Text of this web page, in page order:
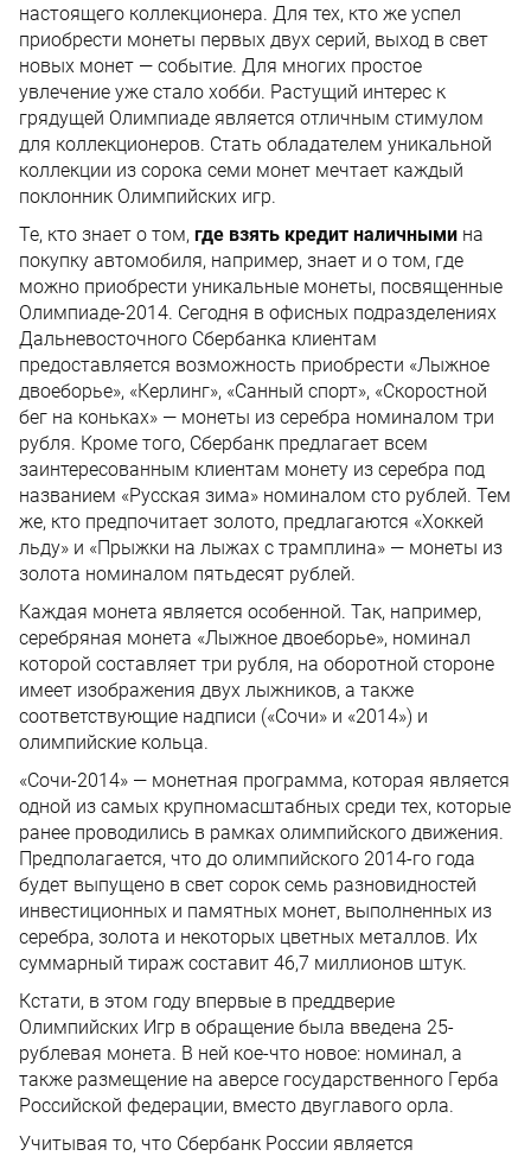
настоящего коллекционера. Для тех, кто же успел
приобрести монеты первых двух серий, выход в свет
новых монет — событие. Для многих простое
увлечение уже стало хобби. Растущий интерес к
грядущей Олимпиаде является отличным стимулом
для коллекционеров. Стать обладателем уникальной
коллекции из сорока семи монет мечтает каждый
поклонник Олимпийских игр.
Те, кто знает о том, где взять кредит наличными на
покупку автомобиля, например, знает и о том, где
можно приобрести уникальные монеты, посвященные
Олимпиаде-2014. Сегодня в офисных подразделениях
Дальневосточного Сбербанка клиентам
предоставляется возможность приобрести «Лыжное
двоеборье», «Керлинг», «Санный спорт», «Скоростной
бег на коньках» — монеты из серебра номиналом три
рубля. Кроме того, Сбербанк предлагает всем
заинтересованным клиентам монету из серебра под
названием «Русская зима» номиналом сто рублей. Тем
же, кто предпочитает золото, предлагаются «Хоккей
льду» и «Прыжки на лыжах с трамплина» — монеты из
золота номиналом пятьдесят рублей.
Каждая монета является особенной. Так, например,
серебряная монета «Лыжное двоеборье», номинал
которой составляет три рубля, на оборотной стороне
имеет изображения двух лыжников, а также
соответствующие надписи («Сочи» и «2014») и
олимпийские кольца.
«Сочи-2014» — монетная программа, которая является
одной из самых крупномасштабных среди тех, которые
ранее проводились в рамках олимпийского движения.
Предполагается, что до олимпийского 2014-го года
будет выпущено в свет сорок семь разновидностей
инвестиционных и памятных монет, выполненных из
серебра, золота и некоторых цветных металлов. Их
суммарный тираж составит 46,7 миллионов штук.
Кстати, в этом году впервые в преддверие
Олимпийских Игр в обращение была введена 25-
рублевая монета. В ней кое-что новое: номинал, а
также размещение на аверсе государственного Герба
Российской федерации, вместо двуглавого орла.
Учитывая то, что Сбербанк России является